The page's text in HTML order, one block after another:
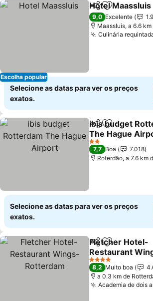
Escolha popular
PartilharAdicionar
Hotel Maassluis
9,0 Excelente
Maassluis, a 6.6
Culinária
Selecione as datas para ver os preços
exatos.
PartilharAdicionar
ibis budget
The Hague
Ver preços
2 Estrelas
7,7 Boa
7.018
Roterdão, a 7.6 km
Selecione as datas para ver os preços
exatos.
PartilharAdicionar
Fletcher Hotel-
Restaurant
Rotterdam
Ver preços
4 Estrelas
8,2 Muito boa
a 0.3 km de
Academia de dois